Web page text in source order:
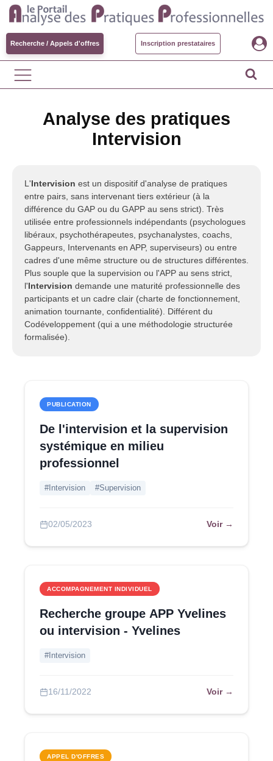
Recherche / Appels d'offres Inscription prestataires
Analyse des pratiques
Intervision
L'Intervision est un dispositif d'analyse de pratiques
entre pairs, sans intervenant tiers extérieur (à la
différence du GAP ou du GAPP au sens strict). Très
utilisée entre professionnels indépendants (psychologues
libéraux, psychothérapeutes, psychanalystes, coachs,
Gappeurs, Intervenants en APP, superviseurs) ou entre
cadres d'une même structure ou de structures différentes.
Plus souple que la supervision ou l'APP au sens strict,
l'Intervision demande une maturité professionnelle des
participants et un cadre clair (charte de fonctionnement,
animation tournante, confidentialité). Différent du
Codéveloppement (qui a une méthodologie structurée
formalisée).
PUBLICATION
De l'intervision et la supervision
systémique en milieu
professionnel
#Intervision #Supervision
02/05/2023 Voir →
ACCOMPAGNEMENT INDIVIDUEL
Recherche groupe APP Yvelines
ou intervision - Yvelines
#Intervision
16/11/2022 Voir →
APPEL D'OFFRES